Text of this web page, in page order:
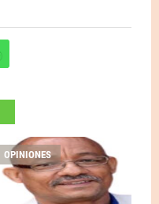
OPINIONES